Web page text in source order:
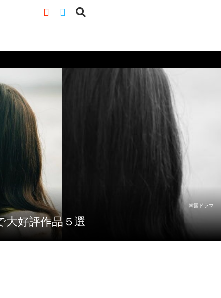
韓国ドラマ
大好評作品５選